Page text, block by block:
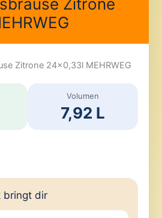
Zitrone
Volumen
7,92 L
bringt dir